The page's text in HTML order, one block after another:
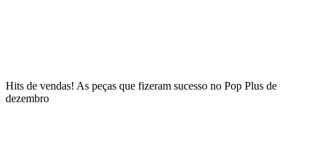
Hits de vendas! As peças que fizeram sucesso no Pop Plus de
dezembro